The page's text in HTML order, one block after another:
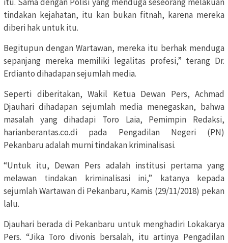
tindakan kejahatan, itu kan bukan fitnah, karena mereka
diberi hak untuk itu.
Begitupun dengan Wartawan, mereka itu berhak menduga
sepanjang mereka memiliki legalitas profesi,” terang Dr.
Erdianto dihadapan sejumlah media.
Seperti diberitakan, Wakil Ketua Dewan Pers, Achmad
Djauhari dihadapan sejumlah media menegaskan, bahwa
masalah yang dihadapi Toro Laia, Pemimpin Redaksi,
harianberantas.co.di pada Pengadilan Negeri (PN)
Pekanbaru adalah murni tindakan kriminalisasi.
“Untuk itu, Dewan Pers adalah institusi pertama yang
melawan tindakan kriminalisasi ini,” katanya kepada
sejumlah Wartawan di Pekanbaru, Kamis (29/11/2018) pekan
lalu.
Djauhari berada di Pekanbaru untuk menghadiri Lokakarya
Pers. “Jika Toro divonis bersalah, itu artinya Pengadilan